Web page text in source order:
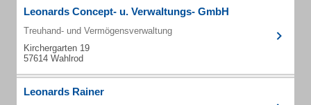
Leonards Concept- u. Verwaltungs- GmbH
Treuhand- und Vermögensverwaltung
Kirchergarten 19
57614 Wahlrod
Leonards Rainer